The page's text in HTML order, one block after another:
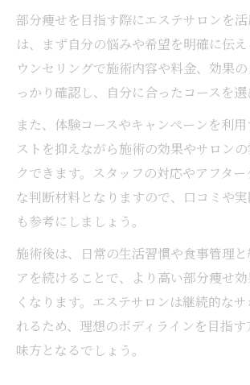
部分痩せを目指す際にエステサロンを
は、まず自分の悩みや希望を明確に伝
ウンセリングで施術内容や料金、効果
っかり確認し、自分に合ったコースを選
また、体験コースやキャンペーンを利
ストを抑えながら施術の効果やサロン
クできます。スタッフの対応やアフタ
な判断材料となりますので、口コミや
も参考にしましょう。
施術後は、日常の生活習慣や食事管理
アを続けることで、より高い部分痩せ
くなります。エステサロンは継続的な
れるため、理想のボディラインを目指
味方となるでしょう。